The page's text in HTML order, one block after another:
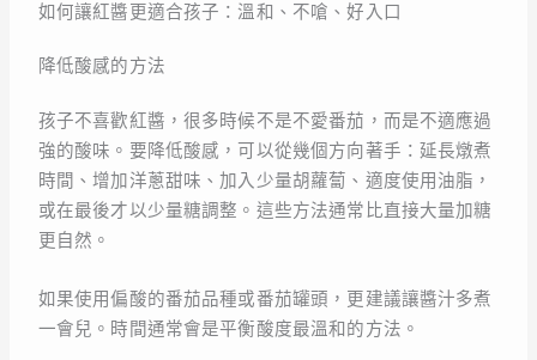
如何讓紅醬更適合孩子：溫和、不嗆、好入口
降低酸感的方法
孩子不喜歡紅醬，很多時候不是不愛番茄，而是不適應過
強的酸味。要降低酸感，可以從幾個方向著手：延長燉煮
時間、增加洋蔥甜味、加入少量胡蘿蔔、適度使用油脂，
或在最後才以少量糖調整。這些方法通常比直接大量加糖
更自然。
如果使用偏酸的番茄品種或番茄罐頭，更建議讓醬汁多煮
一會兒。時間通常會是平衡酸度最溫和的方法。